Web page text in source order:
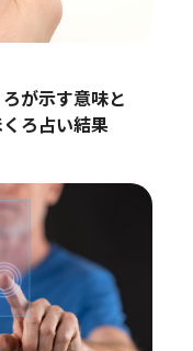
が示す意味と
ろ占い結果